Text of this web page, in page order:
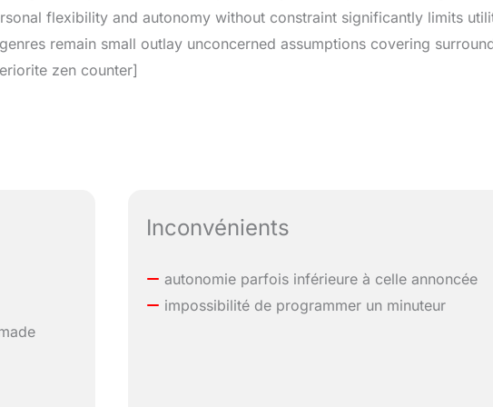
flexibility and autonomy without constraint significantly limits
remain small outlay unconcerned assumptions covering
zen counter]
Inconvénients
autonomie parfois inférieure à celle annoncée
impossibilité de programmer un minuteur